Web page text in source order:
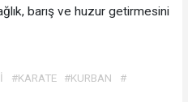
barış ve huzur getirmesini
#KARATE #KURBAN #